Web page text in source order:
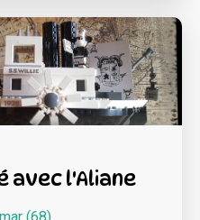
avec l'Aliane